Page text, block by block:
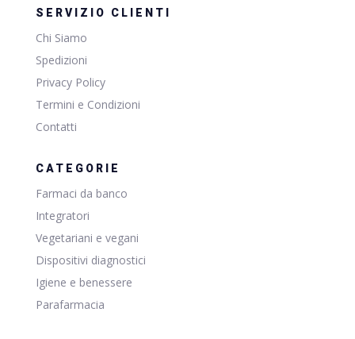
SERVIZIO CLIENTI
Chi Siamo
Spedizioni
Privacy Policy
Termini e Condizioni
Contatti
CATEGORIE
Farmaci da banco
Integratori
Vegetariani e vegani
Dispositivi diagnostici
Igiene e benessere
Parafarmacia